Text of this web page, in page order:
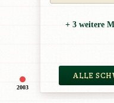
2003
+ 3 weitere
ALLE